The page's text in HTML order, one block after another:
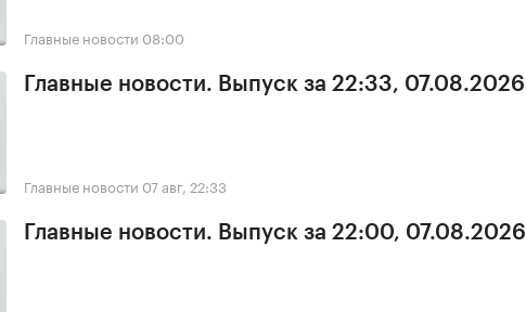
Главные новости 08:00
Главные новости. Выпуск за 22:33, 07.08.2026
Главные новости 07 авг, 22:33
Главные новости. Выпуск за 22:00, 07.08.2026